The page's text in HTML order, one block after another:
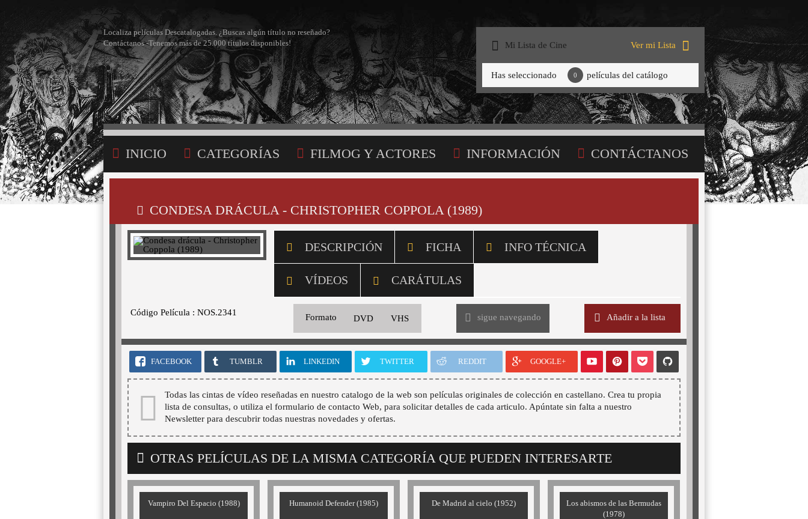
Localiza películas Descatalogadas. ¿Buscas algún título no reseñado?
Contáctanos -Tenemos más de 25.000 títulos disponibles!
Mi Lista de Cine Ver mi Lista
Has seleccionado 0 películas del catálogo
INICIO CATEGORÍAS FILMOG Y ACTORES INFORMACIÓN CONTÁCTANOS
CONDESA DRÁCULA - CHRISTOPHER COPPOLA (1989)
DESCRIPCIÓN FICHA INFO TÉCNICA
VÍDEOS CARÁTULAS
Código Película : NOS.2341
Formato DVD VHS sigue navegando Añadir a la lista
FACEBOOK TUMBLR LINKEDIN TWITTER REDDIT GOOGLE+
Todas las cintas de vídeo reseñadas en nuestro catalogo de la web son películas originales de colección en castellano. Crea tu propia
lista de consultas, o utiliza el formulario de contacto Web, para solicitar detalles de cada articulo. Apúntate sin falta a nuestro
Newsletter para descubrir todas nuestras novedades y ofertas.
OTRAS PELÍCULAS DE LA MISMA CATEGORÍA QUE PUEDEN INTERESARTE
Vampiro Del Espacio (1988) Humanoid Defender (1985) De Madrid al cielo (1952)
Los abismos de las Bermudas
(1978)